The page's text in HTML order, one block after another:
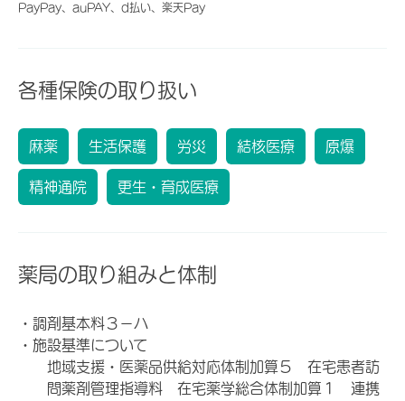
PayPay、auPAY、d払い、楽天Pay
各種保険の取り扱い
麻薬 生活保護 労災 結核医療 原爆
精神通院 更生・育成医療
薬局の取り組みと体制
・調剤基本料３－ハ
・施設基準について
地域支援・医薬品供給対応体制加算５ 在宅患者訪
問薬剤管理指導料 在宅薬学総合体制加算１ 連携